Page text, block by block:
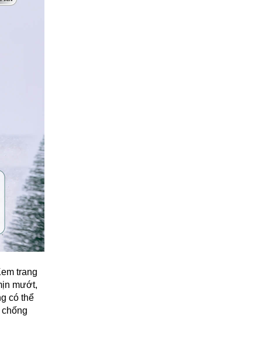
trang
mướt,
có thể